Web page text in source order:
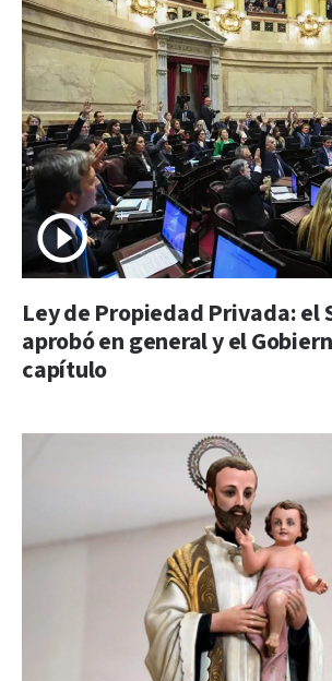
Ley de Propiedad Privada: el
aprobó en general y el
capítulo